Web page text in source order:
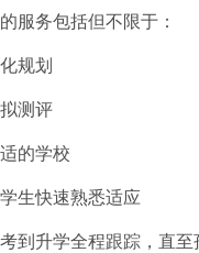
服务包括但不限于：
规划
测评
的学校
生快速熟悉适应
到升学全程跟踪，直